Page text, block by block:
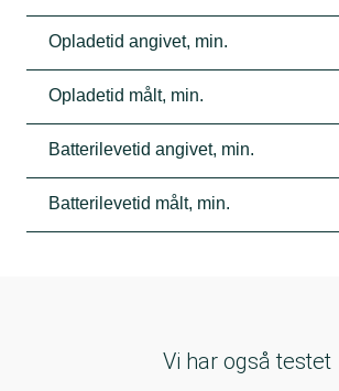
Opladetid angivet, min.
Opladetid målt, min.
Batterilevetid angivet, min.
Batterilevetid målt, min.
Vi har også testet